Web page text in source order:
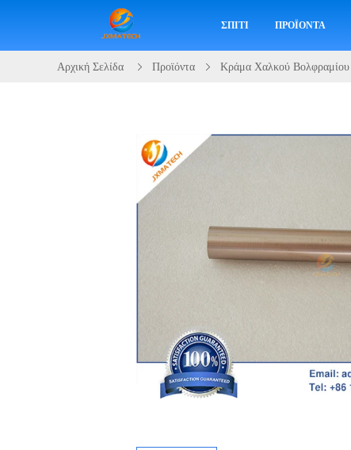
ΣΠΊΤΙ ΠΡΟΪΌΝΤΑ
Αρχική Σελίδα Προϊόντα Κράμα Χαλκού Βολφραμίου